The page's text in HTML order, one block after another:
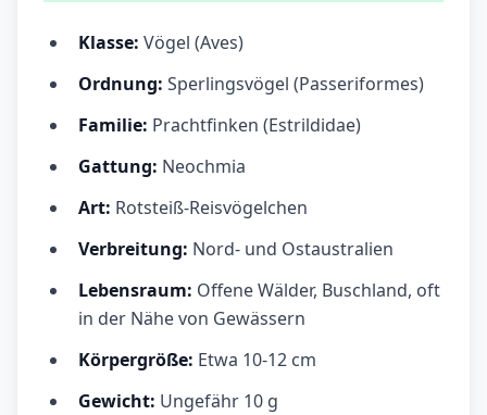
Klasse: Vögel (Aves)
Ordnung: Sperlingsvögel (Passeriformes)
Familie: Prachtfinken (Estrildidae)
Gattung: Neochmia
Art: Rotsteiß-Reisvögelchen
Verbreitung: Nord- und Ostaustralien
Lebensraum: Offene Wälder, Buschland, oft
in der Nähe von Gewässern
Körpergröße: Etwa 10-12 cm
Gewicht: Ungefähr 10 g